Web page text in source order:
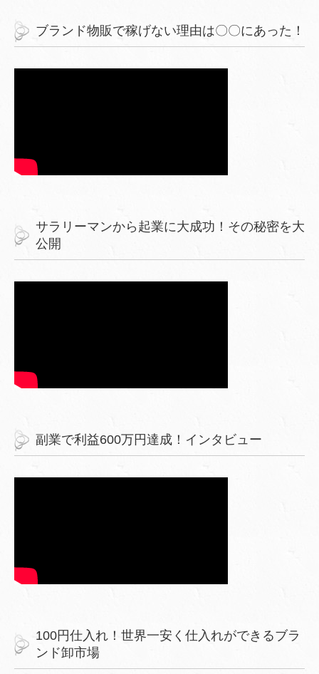
ブランド物販で稼げない理由は〇〇にあった！
サラリーマンから起業に大成功！その秘密を大
公開
副業で利益600万円達成！インタビュー
100円仕入れ！世界一安く仕入れができるブラ
ンド卸市場